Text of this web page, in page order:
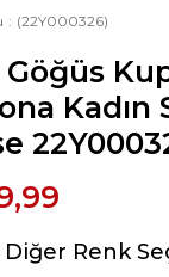
(22Y000326)
Kadın
Diğer Renk